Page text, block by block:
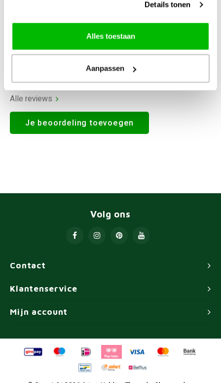
Details tonen
Alles toestaan
Aanpassen
Alle reviews
Je beoordeling toevoegen
Contact
Volg ons
Klantenservice
Mijn account